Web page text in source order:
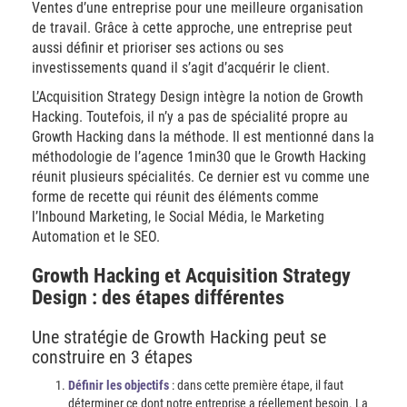
Ventes d’une entreprise pour une meilleure organisation
de travail. Grâce à cette approche, une entreprise peut
aussi définir et prioriser ses actions ou ses
investissements quand il s’agit d’acquérir le client.
L’Acquisition Strategy Design intègre la notion de Growth
Hacking. Toutefois, il n’y a pas de spécialité propre au
Growth Hacking dans la méthode. Il est mentionné dans la
méthodologie de l’agence 1min30 que le Growth Hacking
réunit plusieurs spécialités. Ce dernier est vu comme une
forme de recette qui réunit des éléments comme
l’Inbound Marketing, le Social Média, le Marketing
Automation et le SEO.
Growth Hacking et Acquisition Strategy
Design : des étapes différentes
Une stratégie de Growth Hacking peut se
construire en 3 étapes
Définir les objectifs : dans cette première étape, il faut
déterminer ce dont notre entreprise a réellement besoin. La